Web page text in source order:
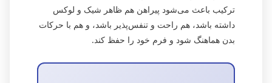
ترکیب باعث می‌شود پیراهن هم ظاهر شیک و لوکس
داشته باشد، هم راحت و تنفس‌پذیر باشد، و هم با حرکات
بدن هماهنگ شود و فرم خود را حفظ کند.